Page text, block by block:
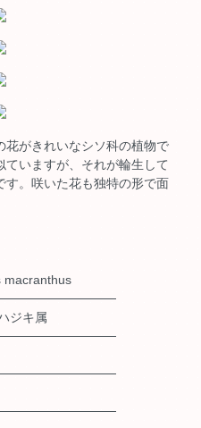
花がきれいなシソ科の植物で
いますが、それが輪生して
す。咲いた花も独特の形で面
macranthus
ジキ属